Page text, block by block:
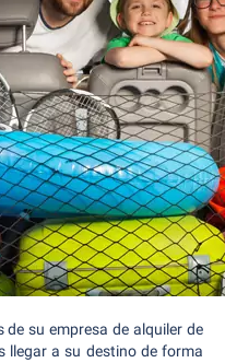
su empresa de alquiler de
llegar a su destino de forma